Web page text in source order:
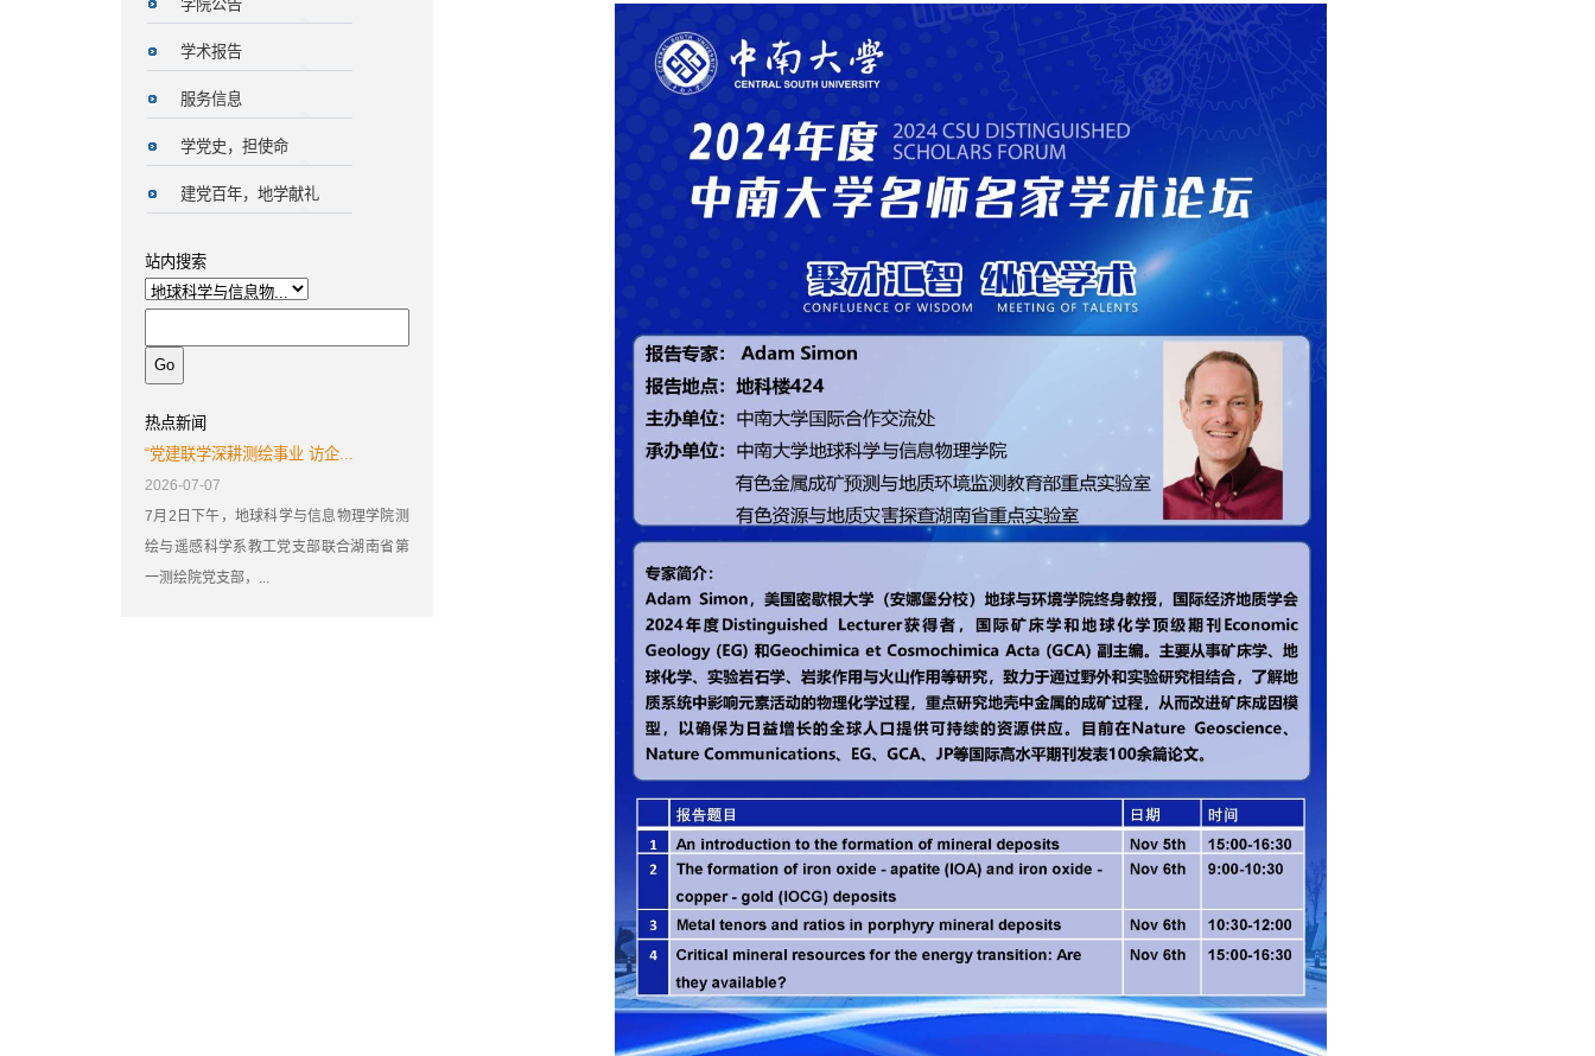
学院公告
学术报告
服务信息
学党史，担使命
建党百年，地学献礼
站内搜索
热点新闻
“党建联学深耕测绘事业 访企...
2026-07-07
7月2日下午，地球科学与信息物理学院测
绘与遥感科学系教工党支部联合湖南省第
一测绘院党支部，...